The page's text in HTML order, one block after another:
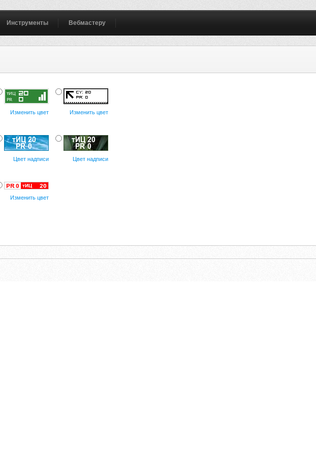
Инструменты Вебмастеру
Изменить цвет Изменить цвет
Цвет надписи Цвет надписи
Изменить цвет